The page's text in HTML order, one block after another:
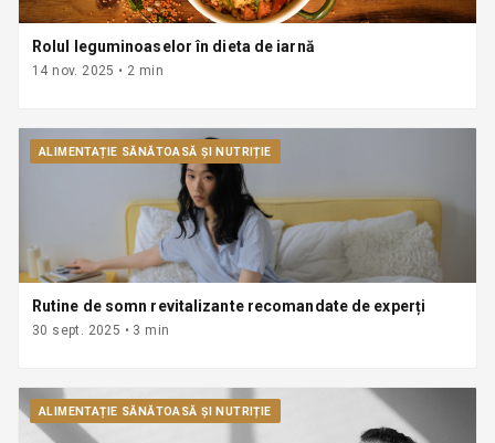
Rolul leguminoaselor în dieta de iarnă
14 nov. 2025 • 2 min
ALIMENTAȚIE SĂNĂTOASĂ ȘI NUTRIȚIE
Rutine de somn revitalizante recomandate de experți
30 sept. 2025 • 3 min
ALIMENTAȚIE SĂNĂTOASĂ ȘI NUTRIȚIE